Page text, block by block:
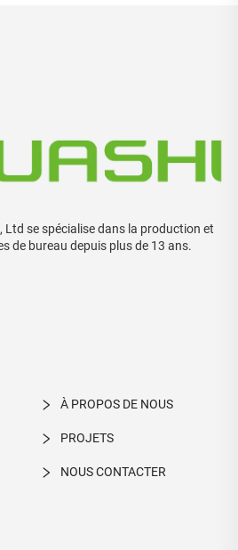
Ltd se spécialise dans la production et
de bureau depuis plus de 13 ans.
À PROPOS DE NOUS
PROJETS
NOUS CONTACTER